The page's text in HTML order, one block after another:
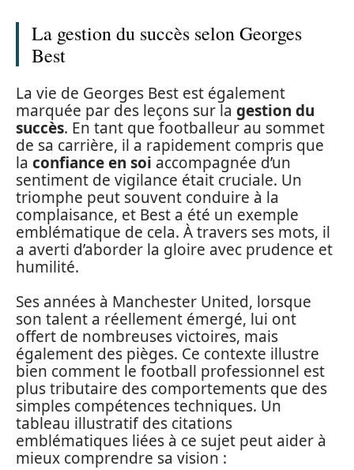
La gestion du succès selon Georges
Best
La vie de Georges Best est également
marquée par des leçons sur la gestion du
succès. En tant que footballeur au sommet
de sa carrière, il a rapidement compris que
la confiance en soi accompagnée d’un
sentiment de vigilance était cruciale. Un
triomphe peut souvent conduire à la
complaisance, et Best a été un exemple
emblématique de cela. À travers ses mots, il
a averti d’aborder la gloire avec prudence et
humilité.
Ses années à Manchester United, lorsque
son talent a réellement émergé, lui ont
offert de nombreuses victoires, mais
également des pièges. Ce contexte illustre
bien comment le football professionnel est
plus tributaire des comportements que des
simples compétences techniques. Un
tableau illustratif des citations
emblématiques liées à ce sujet peut aider à
mieux comprendre sa vision :